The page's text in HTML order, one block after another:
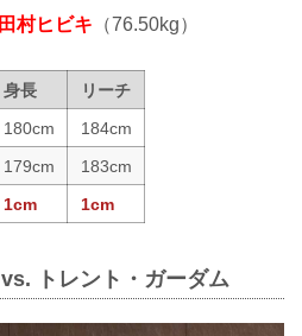
田村ヒビキ （76.50kg）
身長
リーチ
180cm
184cm
179cm
183cm
1cm 1cm
トレント・ガーダム